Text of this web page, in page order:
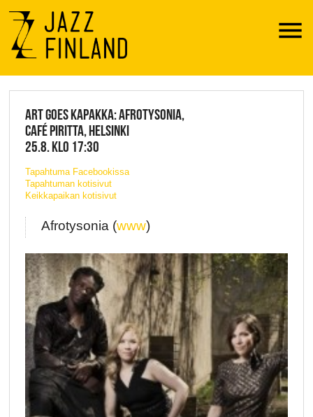
Menu
JAZZ FINLAND LIVE
ART GOES KAPAKKA: AFROTYSONIA,
CAFÉ PIRITTA, HELSINKI
25.8. KLO 17:30
Tapahtuma Facebookissa
Tapahtuman kotisivut
Keikkapaikan kotisivut
Afrotysonia (www)